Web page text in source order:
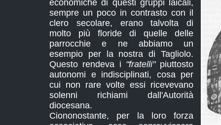
economiche di questi gruppi laicali,
sempre un poco in contrasto con il
clero secolare, erano talvolta di
molto più floride di quelle delle
parrocchie e ne abbiamo un
esempio per la nostra di Tagliolo.
Questo rendeva i "fratelli"piuttosto
autonomi e indisciplinati, cosa per
cui non rare volte essi ricevevano
solenni richiami dall'Autorità
diocesana.
Ciononostante, per la loro forza